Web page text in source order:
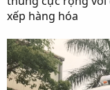
xếp hàng hóa